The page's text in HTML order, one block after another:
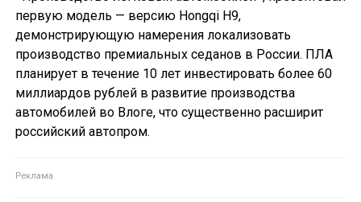
первую модель — версию Hongqi H9,
демонстрирующую намерения локализовать
производство премиальных седанов в России. ПЛА
планирует в течение 10 лет инвестировать более 60
миллиардов рублей в развитие производства
автомобилей во Влоге, что существенно расширит
российский автопром.